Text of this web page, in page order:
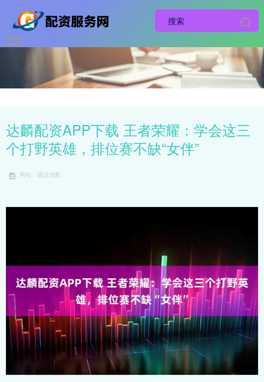
达麟配资APP下载 王者荣耀：学会这三
个打野英雄，排位赛不缺“女伴”
网站：盛达优配